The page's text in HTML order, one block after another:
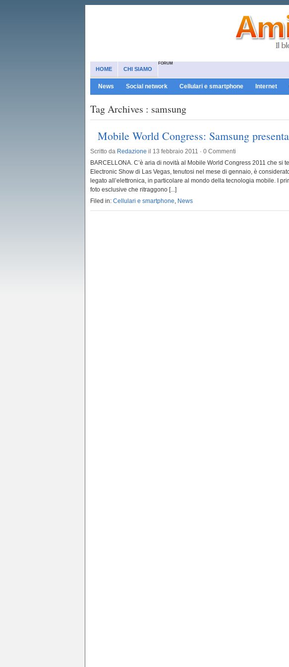
HOME CHI SIAMO
FORUM
News Social network Cellulari e smartphone Internet
Tag Archives : samsung
Mobile World Congress: Samsung
Scritto da Redazione il 13 febbraio 2011 · 0 Commenti
BARCELLONA. C’è aria di novità al Mobile World Congress 2011 che si
Electronic Show di Las Vegas, tenutosi nel mese di gennaio, è
legato all’elettronica, in particolare al mondo della tecnologia mobile. I
foto esclusive che ritraggono [...]
Filed in: Cellulari e smartphone, News